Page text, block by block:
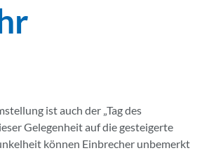
ist auch der „Tag des
Gelegenheit auf die gesteigerte
können Einbrecher unbemerkt